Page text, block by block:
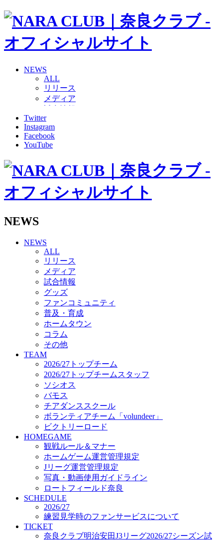
NEWS
ALL
リリース
メディア
グッズ
ファンコミュニティ
普及・育成
ホームタウン
その他
2026/27トップチーム
2026/27トップチームスタッフ
ボランティアチーム「volundeer」
ビクトリーロード
HOMEGAME
観戦ルール＆マナー
ホームゲーム運営管理規定
Jリーグ運営管理規定
写真・動画使用ガイドライン
ロートフィールド奈良
SCHEDULE
2026/27
練習見学時のファンサービスについて
TICKET
奈良クラブ明治安田J3リーグ2026/27シーズン試
合観戦チケット
奈良クラブ明治安田Ｊ3リーグ 2026/27シーズン
「鹿パス」
観戦ルール＆マナー
FANCOMMUNITY
2026/27ファンコミュニティ
サポートショップ
GOODS
オフィシャルストア（実店舗）
オンラインストア
ACADEMY
アカデミーについて
プロジェクト
コーチ&スタッフ
ジュニア
ジュニアユース
ユース
Twitter
Instagram
Facebook
YouTube
NEWS
NEWS
ALL
リリース
メディア
試合情報
グッズ
ファンコミュニティ
普及・育成
ホームタウン
コラム
その他
TEAM
2026/27トップチーム
2026/27トップチームスタッフ
ソシオス
バモス
チアダンススクール
ボランティアチーム「volundeer」
ビクトリーロード
HOMEGAME
観戦ルール＆マナー
ホームゲーム運営管理規定
Jリーグ運営管理規定
写真・動画使用ガイドライン
ロートフィールド奈良
SCHEDULE
2026/27
練習見学時のファンサービスについて
TICKET
奈良クラブ明治安田J3リーグ2026/27シーズン試